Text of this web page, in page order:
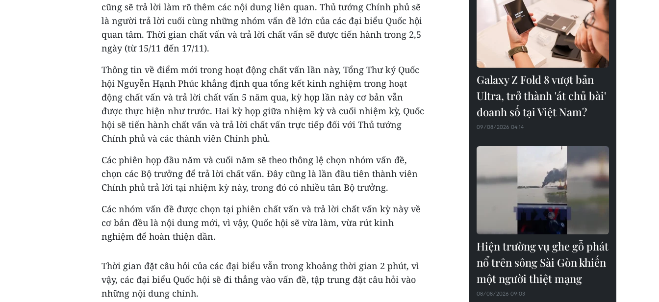
cũng sẽ trả lời làm rõ thêm các nội dung liên quan. Thủ tướng Chính phủ sẽ
là người trả lời cuối cùng những nhóm vấn đề lớn của các đại biểu Quốc hội
quan tâm. Thời gian chất vấn và trả lời chất vấn sẽ được tiến hành trong 2,5
ngày (từ 15/11 đến 17/11).
Thông tin về điểm mới trong hoạt động chất vấn lần này, Tổng Thư ký Quốc
hội Nguyễn Hạnh Phúc khẳng định qua tổng kết kinh nghiệm trong hoạt
động chất vấn và trả lời chất vấn 5 năm qua, kỳ họp lần này cơ bản vẫn
được thực hiện như trước. Hai kỳ họp giữa nhiệm kỳ và cuối nhiệm kỳ, Quốc
hội sẽ tiến hành chất vấn và trả lời chất vấn trực tiếp đối với Thủ tướng
Chính phủ và các thành viên Chính phủ.
Các phiên họp đầu năm và cuối năm sẽ theo thông lệ chọn nhóm vấn đề,
chọn các Bộ trưởng để trả lời chất vấn. Đây cũng là lần đầu tiên thành viên
Chính phủ trả lời tại nhiệm kỳ này, trong đó có nhiều tân Bộ trưởng.
Các nhóm vấn đề được chọn tại phiên chất vấn và trả lời chất vấn kỳ này về
cơ bản đều là nội dung mới, vì vậy, Quốc hội sẽ vừa làm, vừa rút kinh
nghiệm để hoàn thiện dần.
Thời gian đặt câu hỏi của các đại biểu vẫn trong khoảng thời gian 2 phút, vì
vậy, các đại biểu Quốc hội sẽ đi thẳng vào vấn đề, tập trung đặt câu hỏi vào
những nội dung chính.
Galaxy Z Fold 8 vượt bản
Ultra, trở thành 'át chủ bài'
doanh số tại Việt Nam?
09/08/2026 04:14
Hiện trường vụ ghe gỗ phát
nổ trên sông Sài Gòn khiến
một người thiệt mạng
08/08/2026 09:03